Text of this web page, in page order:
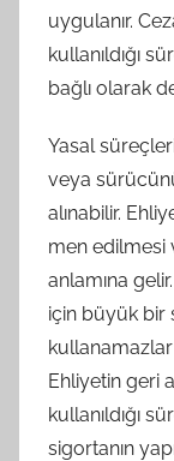
uygulanır.
kullanıldığı
bağlı olarak
Yasal
veya
alınabilir.
men edilmesi
anlamına
için büyük bir
kullanamazlar
Ehliyetin geri
kullanıldığı
sigortanın